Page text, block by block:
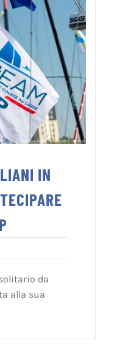
IN
da
alla sua